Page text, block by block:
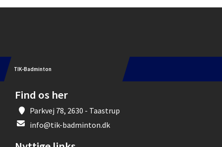
TIK-Badminton
Find os her
Parkvej 78, 2630 - Taastrup
info@tik-badminton.dk